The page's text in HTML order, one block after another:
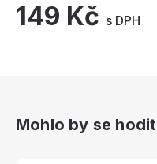
149 Kč s DPH
Mohlo by se hodit